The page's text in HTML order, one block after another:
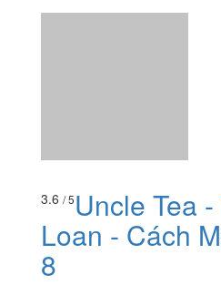
3.6 / 5Uncle Tea
Loan - Cách
8